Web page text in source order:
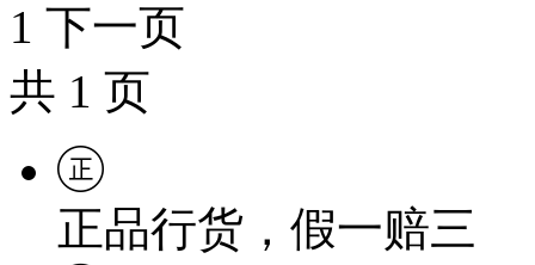
1 下一页
共 1 页
正品行货，假一赔三